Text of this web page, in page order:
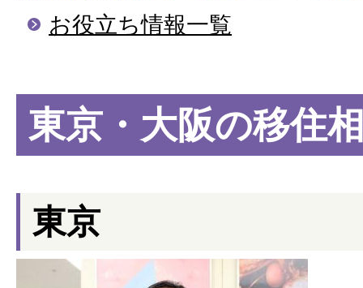
お役立ち情報一覧
東京・大阪の移住
東京